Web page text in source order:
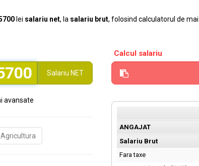
lei salariu net, la salariu brut, folosind calculatorul de mai
Salariu NET
avansate
Calcul salariu
ANGAJAT
Salariu Brut
Fara taxe